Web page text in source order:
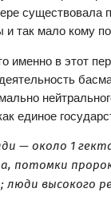
существовала
и так мало кому
именно в этот
единое
— около 1
потомки
люди высокого